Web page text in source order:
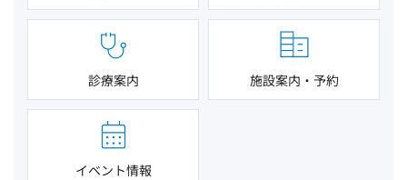
診療案内 施設案内・予約
イベント情報